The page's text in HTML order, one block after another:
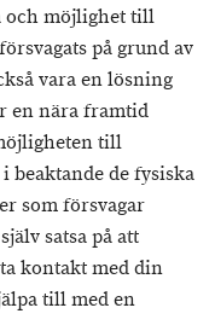
och möjlighet till
på grund av
vara en lösning
en nära framtid
till
beaktande de fysiska
som försvagar
satsa på att
kontakt med din
till med en